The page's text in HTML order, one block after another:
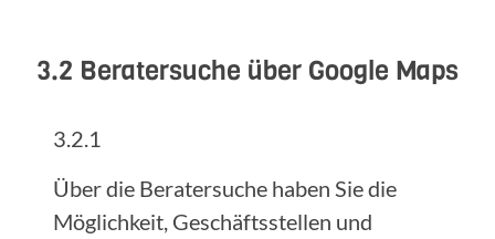
3.2 Beratersuche über Google Maps
3.2.1
Über die Beratersuche haben Sie die
Möglichkeit, Geschäftsstellen und